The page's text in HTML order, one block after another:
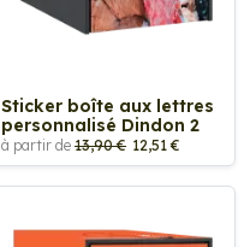
Sticker boîte aux lettres
personnalisé Dindon 2
à partir de 13,90 € 12,51 €